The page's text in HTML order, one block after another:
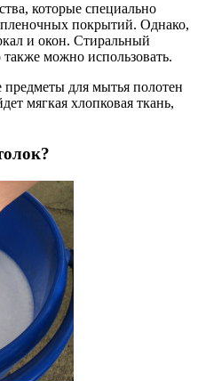
которые специально
покрытий. Однако,
и окон. Стиральный
можно использовать.
для мытья полотен
мягкая хлопковая ткань,